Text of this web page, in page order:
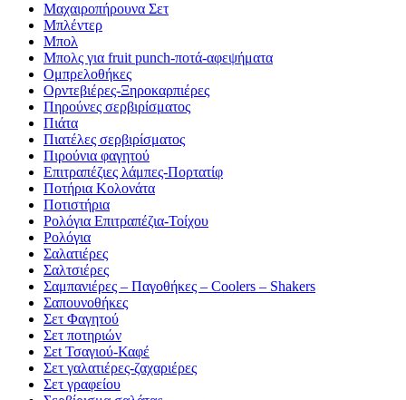
Μαχαιροπήρουνα Σετ
Μπλέντερ
Μπολ
Μπολς για fruit punch-ποτά-αφεψήματα
Ομπρελοθήκες
Ορντεβιέρες-Ξηροκαρπιέρες
Πηρούνες σερβιρίσματος
Πιάτα
Πιατέλες σερβιρίσματος
Πιρούνια φαγητού
Επιτραπέζιες λάμπες-Πορτατίφ
Ποτήρια Κολονάτα
Ποτιστήρια
Ρολόγια Επιτραπέζια-Τοίχου
Ρολόγια
Σαλατιέρες
Σαλτσιέρες
Σαμπανιέρες – Παγοθήκες – Coolers – Shakers
Σαπουνοθήκες
Σετ Φαγητού
Σετ ποτηριών
Σεt Τσαγιού-Καφέ
Σετ γαλατιέρες-ζαχαριέρες
Σετ γραφείου